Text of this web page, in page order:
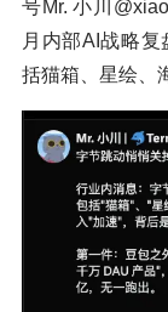
号Mr. 小川
月内部AI战略
括猫箱、星绘、